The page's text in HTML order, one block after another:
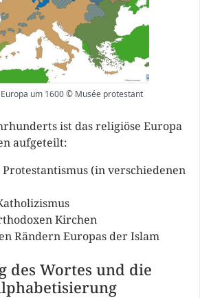
um 1600 © Musée protestant
ist das religiöse Europa
aufgeteilt:
(in verschiedenen
Kirchen
Rändern Europas der Islam
des Wortes und die